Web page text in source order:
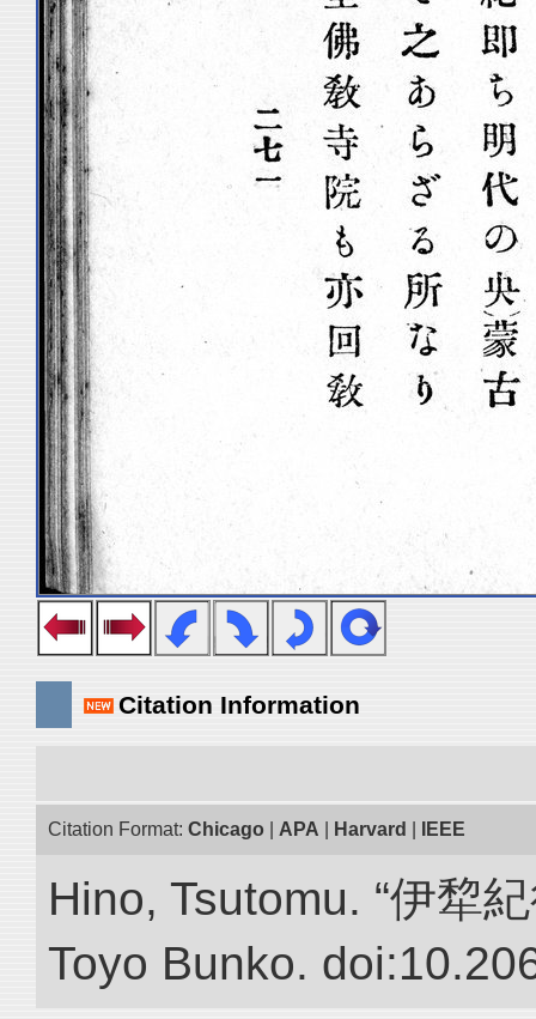
Citation Information
Citation Format: Chicago APA Harvard IEEE
Hino, Tsutomu. “伊犂
Toyo Bunko.